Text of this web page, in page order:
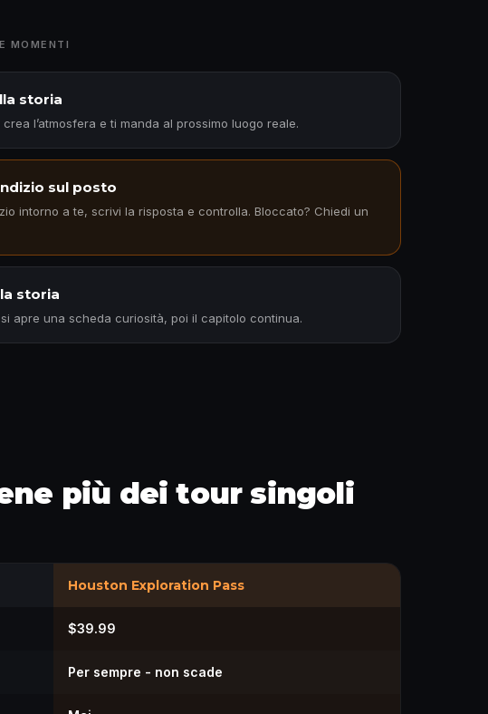
MOMENTI
storia
l’atmosfera e ti manda al prossimo luogo reale.
sul posto
intorno a te, scrivi la risposta e controlla. Bloccato? Chiedi un
storia
apre una scheda curiosità, poi il capitolo continua.
più dei tour singoli
Houston Exploration Pass
$39.99
Per sempre - non scade